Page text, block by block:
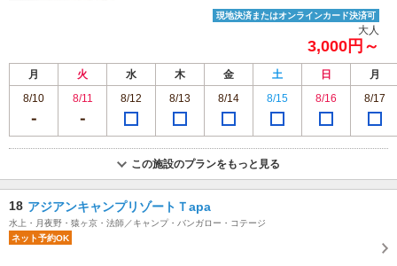
現地決済またはオンラインカード決済可
大人
3,000円～
月 火 水 木 金 土 日
月
8/10
8/11 8/12 8/13 8/14 8/15 8/16 8/17
この施設のプランをもっと見る
18 アジアンキャンプリゾートＴapa
水上・月夜野・猿ヶ京・法師／キャンプ・バンガロー・コテージ
ネット予約OK